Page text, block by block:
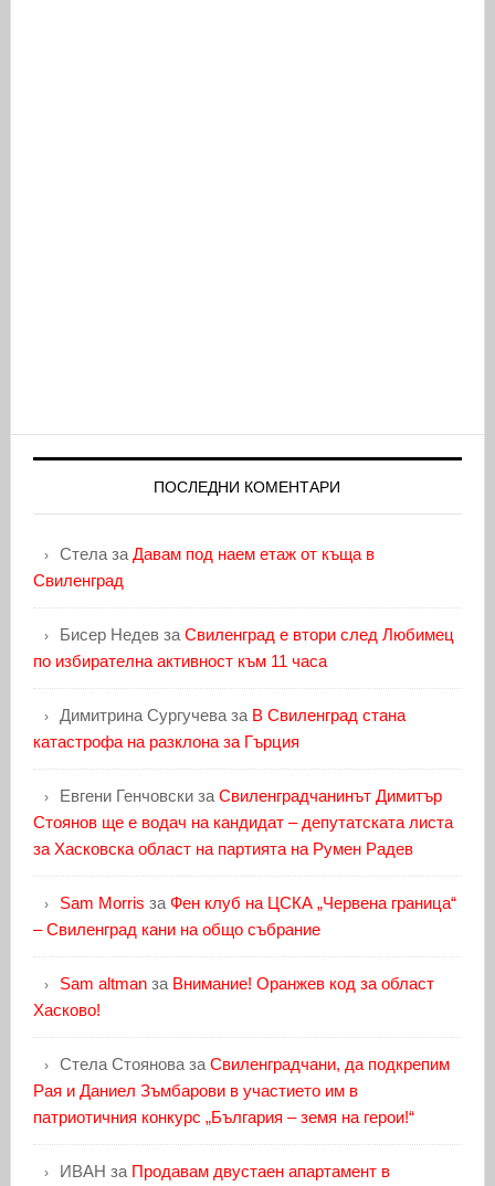
ПОСЛЕДНИ КОМЕНТАРИ
Стелаза Давам под наем етаж от къща в
Свиленград
Бисер Недевза Свиленград е втори след Любимец
по избирателна активност към 11 часа
Димитрина Сургучеваза В Свиленград стана
катастрофа на разклона за Гърция
Евгени Генчовскиза Свиленградчанинът Димитър
Стоянов ще е водач на кандидат – депутатската листа
за Хасковска област на партията на Румен Радев
Sam Morris за Фен клуб на ЦСКА „Червена граница“
– Свиленград кани на общо събрание
Sam altmanза Внимание! Оранжев код за област
Хасково!
Стела Стояноваза Свиленградчани, да подкрепим
Рая и Даниел Зъмбарови в участието им в
патриотичния конкурс „България – земя на герои!“
ИВАН за Продавам двустаен апартамент в